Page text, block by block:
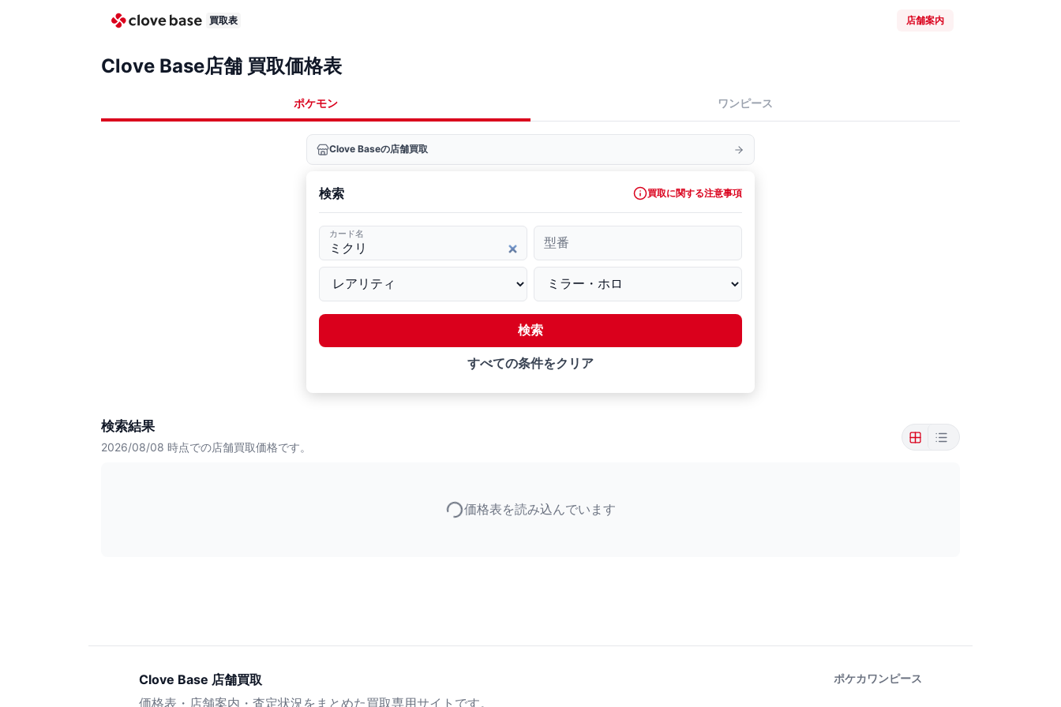
買取表 店舗案内
Clove Base店舗 買取価格表
ポケモン ワンピース
Clove Baseの店舗買取
検索 買取に関する注意事項
カード名
型番
検索
すべての条件をクリア
検索結果
2026/08/08 時点での店舗買取価格です。
価格表を読み込んでいます
Clove Base 店舗買取
価格表・店舗案内・査定状況をまとめた買取専用サイトです。
ポケカワンピース